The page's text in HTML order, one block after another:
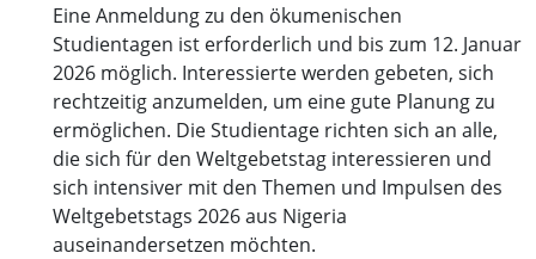
Eine Anmeldung zu den ökumenischen
Studientagen ist erforderlich und bis zum 12. Januar
2026 möglich. Interessierte werden gebeten, sich
rechtzeitig anzumelden, um eine gute Planung zu
ermöglichen. Die Studientage richten sich an alle,
die sich für den Weltgebetstag interessieren und
sich intensiver mit den Themen und Impulsen des
Weltgebetstags 2026 aus Nigeria
auseinandersetzen möchten.